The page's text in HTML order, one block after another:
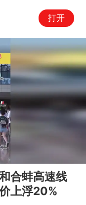
打开
合蚌高速线
上浮20%